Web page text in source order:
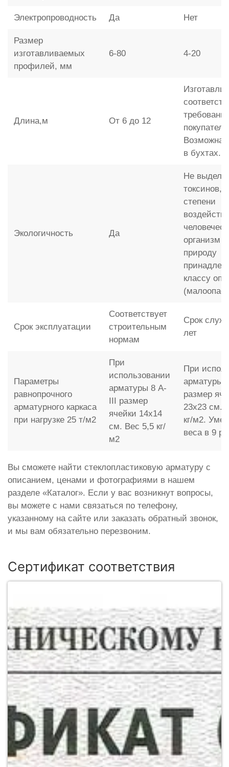
Электропроводность Да Нет
Размер
изготавливаемых
профилей, мм
6-80 4-20
Длина,м От 6 до 12
Возможна
в бухтах.
Экологичность Да
Не
токсинов,
степени
организм и
природу
классу
Срок эксплуатации
Соответствует
строительным
нормам
Срок
лет
Параметры
равнопрочного
арматурного каркаса
при нагрузке 25 т/м2
При
использовании
арматуры 8 A-
III размер
ячейки 14x14
см. Вес 5,5 кг/
м2
При
арматуры
размер
23x23 см.
кг/м2.
веса в 9
Вы сможете найти стеклопластиковую арматуру с
описанием, ценами и фотографиями в нашем
разделе «Каталог». Если у вас возникнут вопросы,
вы можете с нами связаться по телефону,
указанному на сайте или заказать обратный звонок,
и мы вам обязательно перезвоним.
Сертификат соответствия